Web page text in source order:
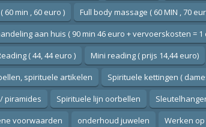
60 min , 60 euro )
Full body massage ( 60 MIN , 70
aan huis ( 90 min 46 euro + vervoerskosten =
( 44, 44 euro ) Mini reading ( prijs 14,44 euro)
spirituele artikelen Spirituele kettingen (
piramides Spirituele lijn oorbellen
voorwaarden onderhoud juwelen
Werken